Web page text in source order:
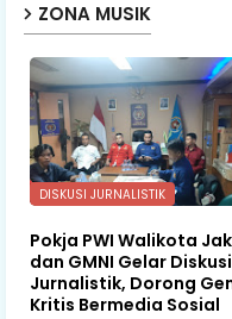
ZONA MUSIK
DISKUSI JURNALISTIK
Pokja PWI Walikota
dan GMNI Gelar Diskusi
Jurnalistik, Dorong
Kritis Bermedia Sosial